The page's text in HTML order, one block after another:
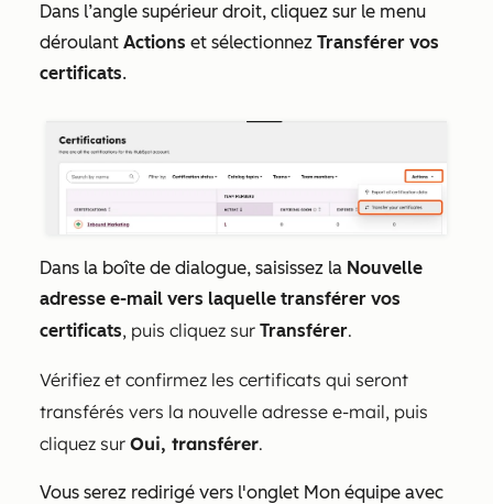
Dans l’angle supérieur droit, cliquez sur le menu
déroulant Actions et sélectionnez Transférer vos
certificats.
Dans la boîte de dialogue, saisissez la Nouvelle
adresse e-mail vers laquelle transférer vos
certificats, puis cliquez sur Transférer.
Vérifiez et confirmez les certificats qui seront
transférés vers la nouvelle adresse e-mail, puis
cliquez sur Oui, transférer.
Vous serez redirigé vers l'onglet Mon équipe avec